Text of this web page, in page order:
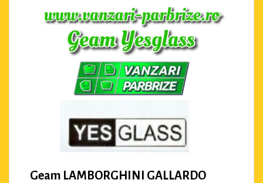
Geam LAMBORGHINI GALLARDO